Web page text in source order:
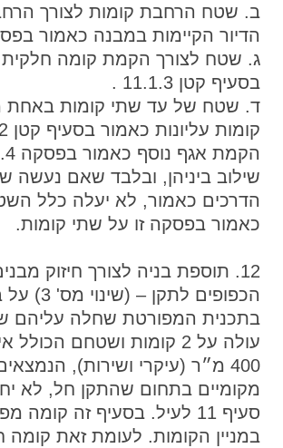
ב. שטח הרחבת קומות לצורך
הדיור הקיימות במבנה כאמור בפסקה
ג. שטח לצורך הקמת קומה חלקית
בסעיף קטן 11.1.3 .
ד. שטח של עד שתי קומות באחת
שילוב ביניהן, ובלבד שאם נעשה
הדרכים כאמור, לא יעלה כלל
כאמור בפסקה זו על שתי קומות.
הכפופים
בתכנית המפורטת שחלה עליהם
עולה על 2 קומות ושטחם
400 מ״ר (עיקרי ושירות),
מקומיים בתחום שהתקן חל, לא
סעיף 11 לעיל. בסעיף זה
במניין הקומות. לעומת זאת קומה